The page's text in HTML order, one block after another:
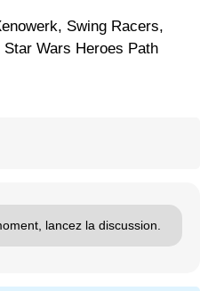
Swing Racers,
Wars Heroes Path
lancez la discussion.